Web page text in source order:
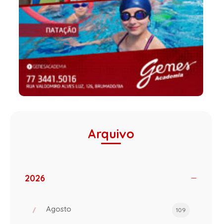
Arquivo
2026
Agosto 109